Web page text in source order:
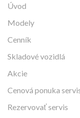
Úvod
Modely
Cenník
Skladové vozidlá
Akcie
Cenová ponuka
Rezervovať servis